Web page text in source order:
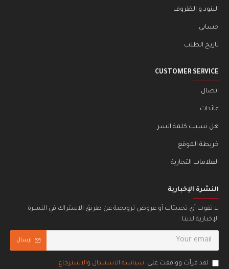
البنود و الظروف
حسابي
تاريخ الطلب
CUSTOMER SERVICE
اتصال
عائدات
هل نسيت كلمة السر
خريطة الموقع
العلامات التجارية
النشرة الإخبارية
لا تفوت أي تحديثات أو عروض ترويجية عن طريق الاشتراك في النشرة
الإخبارية لدينا.
ارسال
لقد قرأت ووافقت على سياسة الاستبدال والاسترجاع